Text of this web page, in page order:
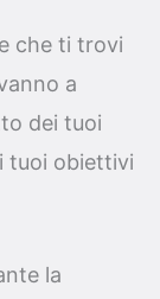
che ti trovi
a
dei tuoi
tuoi obiettivi
la